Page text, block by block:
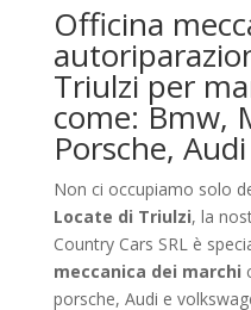
Officina
Triulzi per
come: Bmw,
Porsche,
Non ci occupiamo solo
Locate di Triulzi, la
Country Cars SRL è
meccanica dei marchi
porsche, Audi e